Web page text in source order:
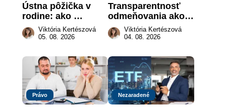
Ústna pôžička v
rodine: ako
vymôcť peniaze,
keď na papieri nie
Viktória Kertészová
05. 08. 2026
Transparentnosť
odmeňovania ako
právna povinnosť:
revolúcia na
práce
Viktória Kertészová
04. 08. 2026
Právo Nezaradené